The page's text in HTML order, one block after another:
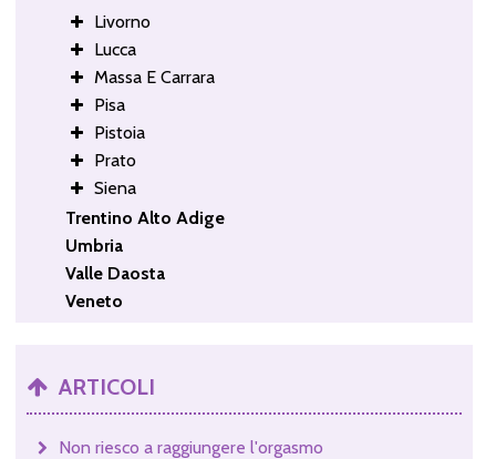
Livorno
Lucca
Massa E Carrara
Pisa
Pistoia
Prato
Siena
Trentino Alto Adige
Umbria
Valle Daosta
Veneto
ARTICOLI
Non riesco a raggiungere l'orgasmo